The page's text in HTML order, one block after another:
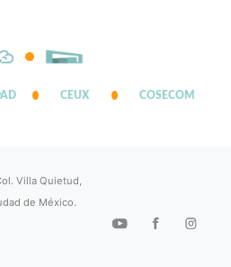
CEUX COSECOM
Villa Quietud,
de México.